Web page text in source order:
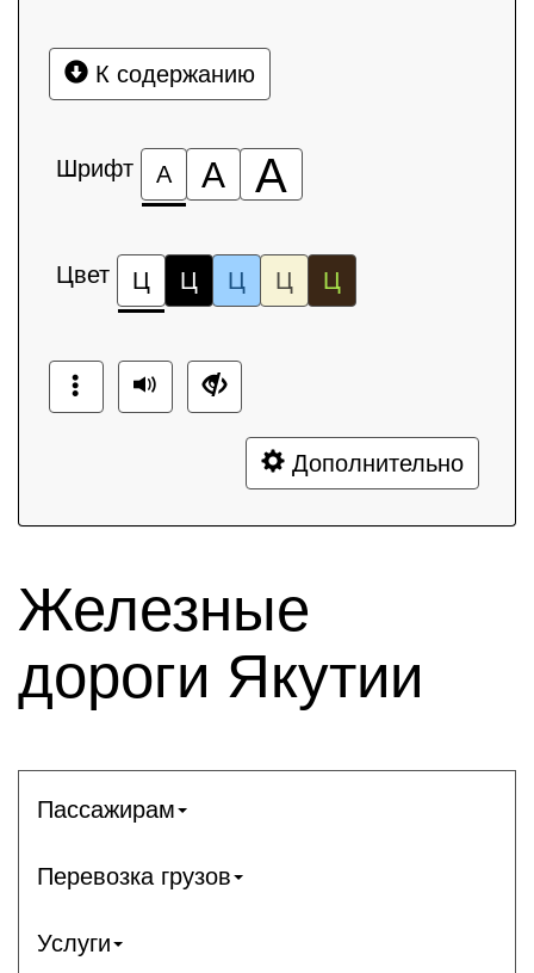
К содержанию
Шрифт А А А
Цвет Ц Ц Ц Ц Ц
Дополнительно
Железные
дороги Якутии
Пассажирам
Перевозка грузов
Услуги